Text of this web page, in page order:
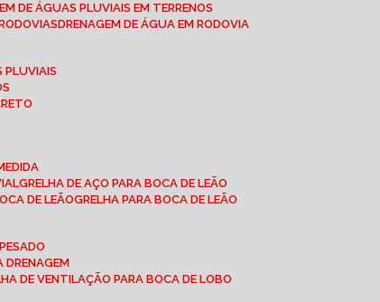
DE ÁGUAS PLUVIAIS EM TERRENOS
DRENAGEM DE ÁGUA EM RODOVIA
PLUVIAIS
GRELHA DE AÇO PARA BOCA DE LEÃO
DE LEÃO
GRELHA PARA BOCA DE LEÃO
DRENAGEM
DE VENTILAÇÃO PARA BOCA DE LOBO